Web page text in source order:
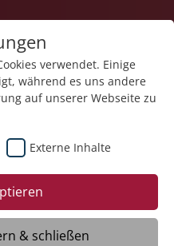
verwendet. Einige
während es uns andere
auf unserer Webseite zu
Externe Inhalte
& schließen